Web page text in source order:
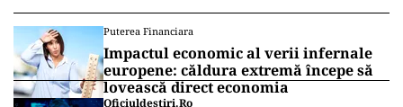
Puterea Financiara
Impactul economic al verii infernale
europene: căldura extremă începe să
lovească direct economia
Oficiuldestiri.ro